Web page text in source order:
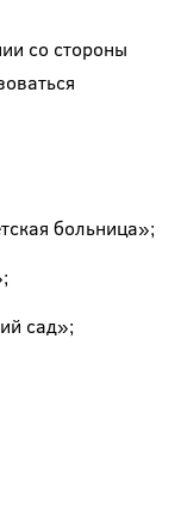
со стороны
больница»;
сад»;